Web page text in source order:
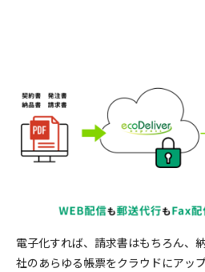
電子化すれば、請求書はもちろん、
社のあらゆる帳票をクラウドにアッ